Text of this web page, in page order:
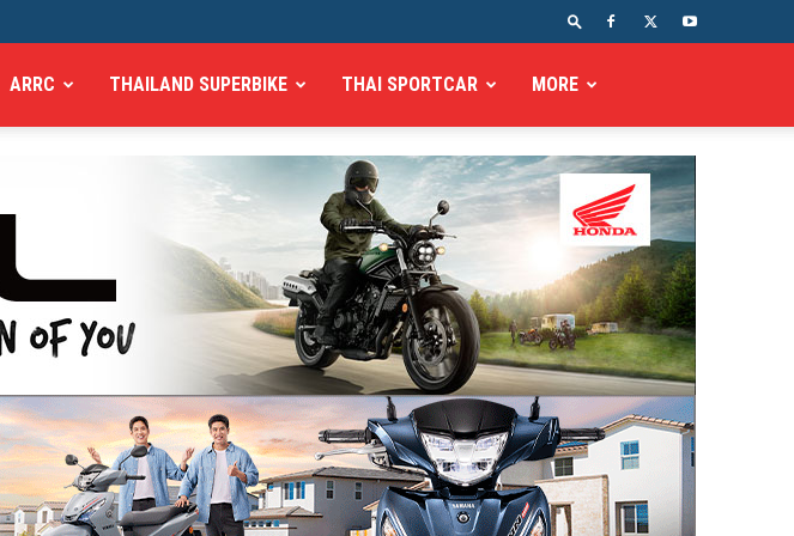
ARRC THAILAND SUPERBIKE THAI SPORTCAR MORE